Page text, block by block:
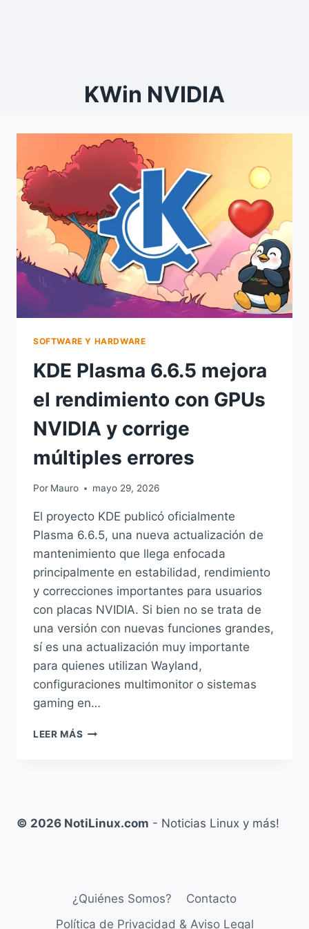
KWin NVIDIA
SOFTWARE Y HARDWARE
KDE Plasma 6.6.5 mejora
el rendimiento con GPUs
NVIDIA y corrige
múltiples errores
Por Mauro mayo 29, 2026
El proyecto KDE publicó oficialmente
Plasma 6.6.5, una nueva actualización de
mantenimiento que llega enfocada
principalmente en estabilidad, rendimiento
y correcciones importantes para usuarios
con placas NVIDIA. Si bien no se trata de
una versión con nuevas funciones grandes,
sí es una actualización muy importante
para quienes utilizan Wayland,
configuraciones multimonitor o sistemas
gaming en…
LEER MÁS KDE
CON
ERRORES
© 2026 NotiLinux.com - Noticias Linux y más!
¿Quiénes Somos?
Contacto
Política de Privacidad & Aviso Legal